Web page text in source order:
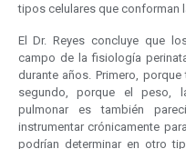
tipos celulares que conforman
El Dr. Reyes concluye que
campo de la fisiología
durante años. Primero,
segundo, porque el peso,
pulmonar es también
instrumentar crónicamente
podrían determinar en otro